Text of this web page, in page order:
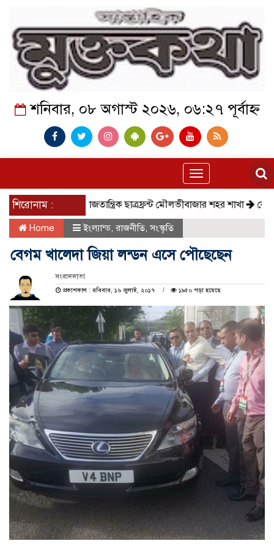
শনিবার, ০৮ অগাস্ট ২০২৬, ০৬:২৭ পূর্বাহ্ন
Toggle
navigation
শিরোনাম :সমাজতান্ত্রিক ছাত্রফ্রন্ট মৌলভীবাজার শহর শাখা কেমন আছে
Home ইংল্যান্ড, রাজনীতি,সংস্কৃতি
বেগম খালেদা জিয়া লন্ডন এসে পৌছেছেন
সংবাদদাতা
প্রকাশকাল : রবিবার, ১৬ জুলাই, ২০১৭
১৯৫০ পড়া হয়েছে